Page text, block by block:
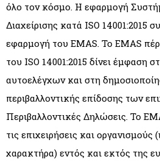
όλο τον κόσμο. Η εφαρμογή
Διαχείρισης κατά ISO 14001:2015
εφαρμογή του EMAS. Το EMAS
του ISO 14001:2015 δίνει έμφαση
αυτοελέγχων και στη
περιβαλλοντικής επίδοσης των
Περιβαλλοντικές Δηλώσεις. Το
τις επιχειρήσεις και
χαρακτήρα) εντός και εκτός της